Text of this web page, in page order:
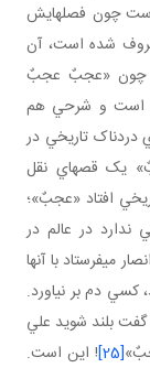
است چون فصل هايش
شده است، آن
چون «عجبٌ عجبٌ
است و شرحي هم
تاريخي در
يک قصه اي نقل
افتاد «عجبٌ»؛
ندارد در عالم در
مي فرستاد با آنها
کسي دم بر نياورد.
بلند شويد علي
[25]
! اين است.